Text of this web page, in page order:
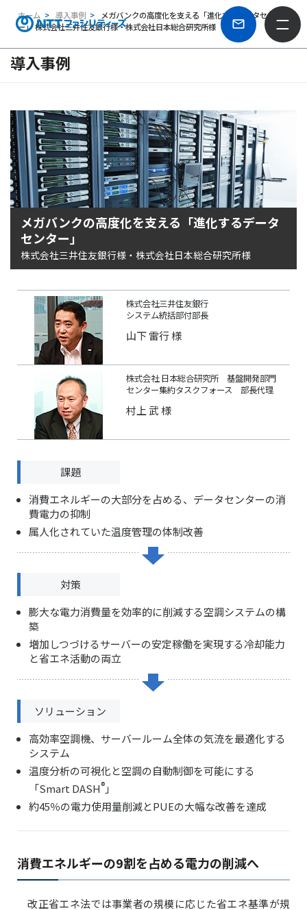
ホーム 導入事例
メガバンクの高度化を支える「進化するデータセンタ
ー」 株式会社三井住友銀行様・株式会社日本総合研究所様
導入事例
メガバンクの高度化を支える「進化するデータ
センター」
株式会社三井住友銀行様・株式会社日本総合研究所様
株式会社三井住友銀行
システム統括部付部長
山下 雷行 様
株式会社 日本総合研究所 基盤開発部門
センター集約タスクフォース 部長代理
村上 武 様
課題
消費エネルギーの大部分を占める、データセンターの消
費電力の抑制
属人化されていた温度管理の体制改善
対策
膨大な電力消費量を効率的に削減する空調システムの構
築
増加しつづけるサーバーの安定稼働を実現する冷却能力
と省エネ活動の両立
ソリューション
高効率空調機、サーバールーム全体の気流を最適化する
システム
温度分析の可視化と空調の自動制御を可能にする
「Smart DASH® 」
約45％の電力使用量削減とPUEの大幅な改善を達成
消費エネルギーの9割を占める電力の削減へ
改正省エネ法では事業者の規模に応じた省エネ基準が規